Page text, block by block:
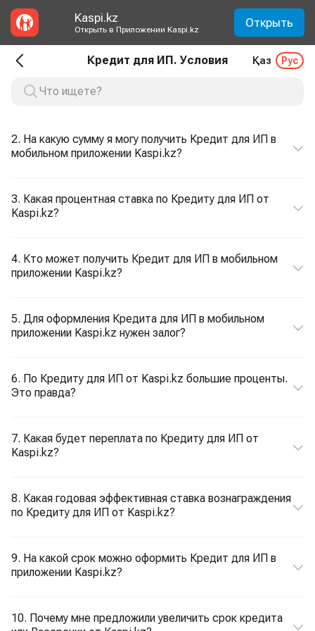
Kaspi.kz
Открыть в Приложении Kaspi.kz Открыть
Кредит для ИП. Условия Қаз Рус
2. На какую сумму я могу получить Кредит для ИП в
мобильном приложении Kaspi.kz?
3. Какая процентная ставка по Кредиту для ИП от
Kaspi.kz?
4. Кто может получить Кредит для ИП в мобильном
приложении Kaspi.kz?
5. Для оформления Кредита для ИП в мобильном
приложении Kaspi.kz нужен залог?
6. По Кредиту для ИП от Kaspi.kz большие проценты.
Это правда?
7. Какая будет переплата по Кредиту для ИП от
Kaspi.kz?
8. Какая годовая эффективная ставка вознаграждения
по Кредиту для ИП от Kaspi.kz?
9. На какой срок можно оформить Кредит для ИП в
приложении Kaspi.kz?
10. Почему мне предложили увеличить срок кредита